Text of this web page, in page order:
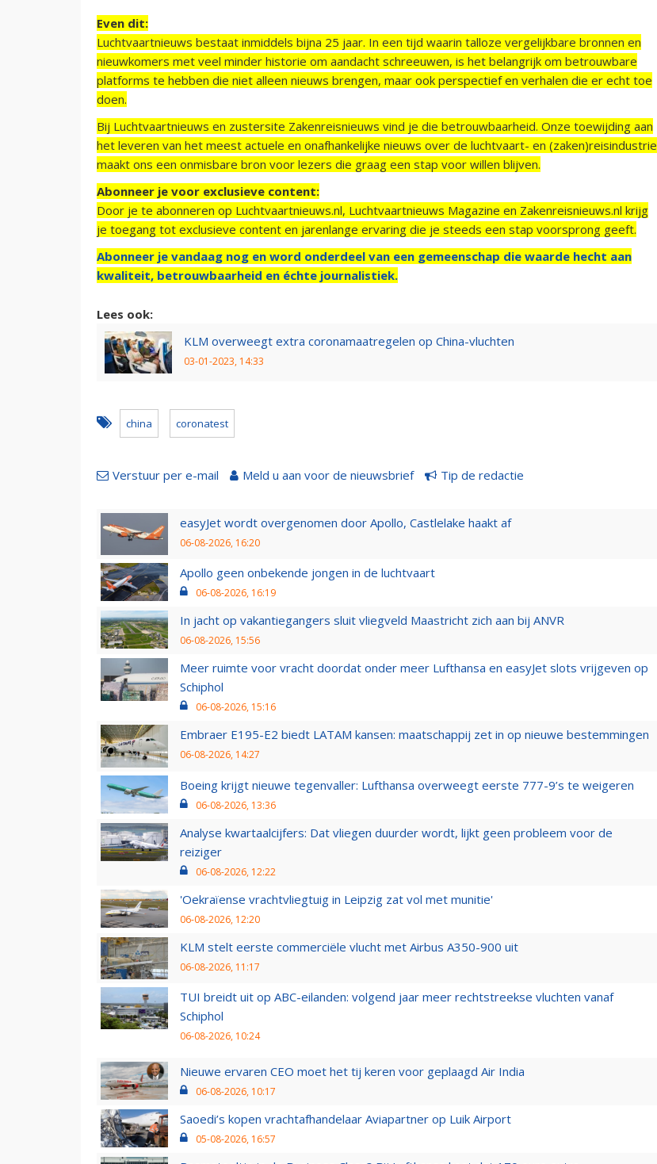
Even dit:
Luchtvaartnieuws bestaat inmiddels bijna 25 jaar. In een tijd waarin talloze vergelijkbare bronnen en
nieuwkomers met veel minder historie om aandacht schreeuwen, is het belangrijk om betrouwbare
platforms te hebben die niet alleen nieuws brengen, maar ook perspectief en verhalen die er echt toe
doen.
Bij Luchtvaartnieuws en zustersite Zakenreisnieuws vind je die betrouwbaarheid. Onze toewijding aan
het leveren van het meest actuele en onafhankelijke nieuws over de luchtvaart- en (zaken)reisindustrie
maakt ons een onmisbare bron voor lezers die graag een stap voor willen blijven.
Abonneer je voor exclusieve content:
Door je te abonneren op Luchtvaartnieuws.nl, Luchtvaartnieuws Magazine en Zakenreisnieuws.nl krijg
je toegang tot exclusieve content en jarenlange ervaring die je steeds een stap voorsprong geeft.
Abonneer je vandaag nog en word onderdeel van een gemeenschap die waarde hecht aan
kwaliteit, betrouwbaarheid en échte journalistiek.
Lees ook:
KLM overweegt extra coronamaatregelen op China-vluchten
03-01-2023, 14:33
china coronatest
Verstuur per e-mail Meld u aan voor de nieuwsbrief Tip de redactie
easyJet wordt overgenomen door Apollo, Castlelake haakt af
06-08-2026, 16:20
Apollo geen onbekende jongen in de luchtvaart
06-08-2026, 16:19
In jacht op vakantiegangers sluit vliegveld Maastricht zich aan bij ANVR
06-08-2026, 15:56
Meer ruimte voor vracht doordat onder meer Lufthansa en easyJet slots vrijgeven op
Schiphol
06-08-2026, 15:16
Embraer E195-E2 biedt LATAM kansen: maatschappij zet in op nieuwe bestemmingen
06-08-2026, 14:27
Boeing krijgt nieuwe tegenvaller: Lufthansa overweegt eerste 777-9’s te weigeren
06-08-2026, 13:36
Analyse kwartaalcijfers: Dat vliegen duurder wordt, lijkt geen probleem voor de
reiziger
06-08-2026, 12:22
'Oekraïense vrachtvliegtuig in Leipzig zat vol met munitie'
06-08-2026, 12:20
KLM stelt eerste commerciële vlucht met Airbus A350-900 uit
06-08-2026, 11:17
TUI breidt uit op ABC-eilanden: volgend jaar meer rechtstreekse vluchten vanaf
Schiphol
06-08-2026, 10:24
Nieuwe ervaren CEO moet het tij keren voor geplaagd Air India
06-08-2026, 10:17
Saoedi’s kopen vrachtafhandelaar Aviapartner op Luik Airport
05-08-2026, 16:57